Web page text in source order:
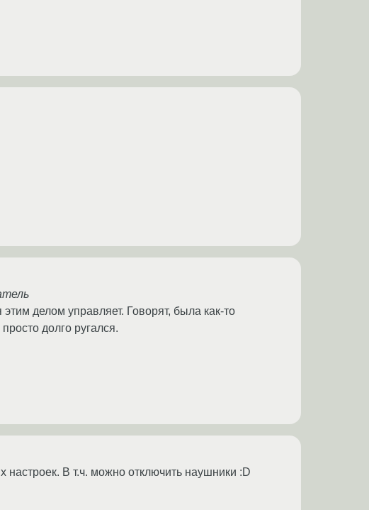
делом управляет. Говорят, была как-то
долго ругался.
В т.ч. можно отключить наушники :D